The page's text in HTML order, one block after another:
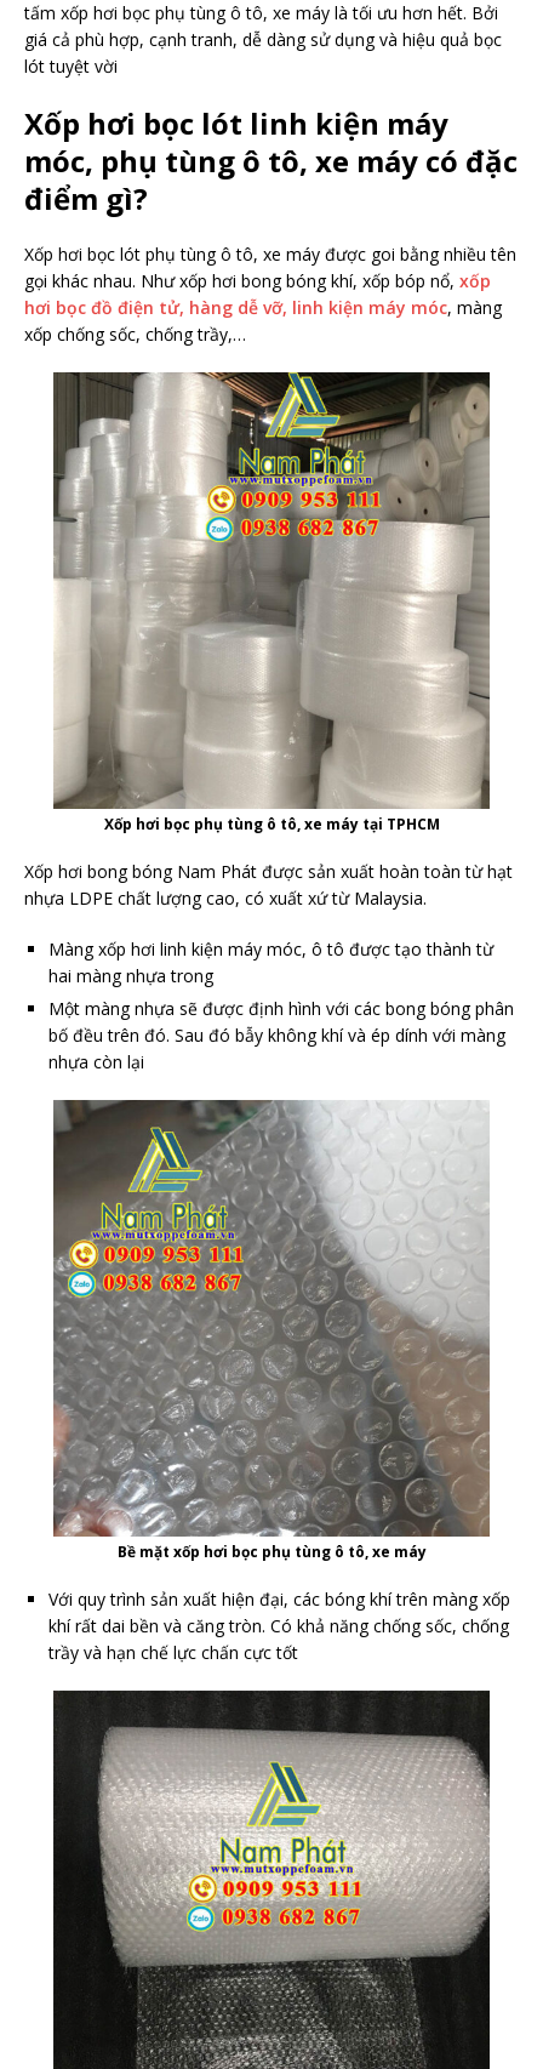
tấm xốp hơi bọc phụ tùng ô tô, xe máy là tối ưu hơn hết. Bởi
giá cả phù hợp, cạnh tranh, dễ dàng sử dụng và hiệu quả bọc
lót tuyệt vời
Xốp hơi bọc lót linh kiện máy
móc, phụ tùng ô tô, xe máy có đặc
điểm gì?
Xốp hơi bọc lót phụ tùng ô tô, xe máy được goi bằng nhiều tên
gọi khác nhau. Như xốp hơi bong bóng khí, xốp bóp nổ, xốp
hơi bọc đồ điện tử, hàng dễ vỡ, linh kiện máy móc, màng
xốp chống sốc, chống trầy,…
Xốp hơi bọc phụ tùng ô tô, xe máy tại TPHCM
Xốp hơi bong bóng Nam Phát được sản xuất hoàn toàn từ hạt
nhựa LDPE chất lượng cao, có xuất xứ từ Malaysia.
Màng xốp hơi linh kiện máy móc, ô tô được tạo thành từ
hai màng nhựa trong
Một màng nhựa sẽ được định hình với các bong bóng phân
bố đều trên đó. Sau đó bẫy không khí và ép dính với màng
nhựa còn lại
Bề mặt xốp hơi bọc phụ tùng ô tô, xe máy
Với quy trình sản xuất hiện đại, các bóng khí trên màng xốp
khí rất dai bền và căng tròn. Có khả năng chống sốc, chống
trầy và hạn chế lực chấn cực tốt